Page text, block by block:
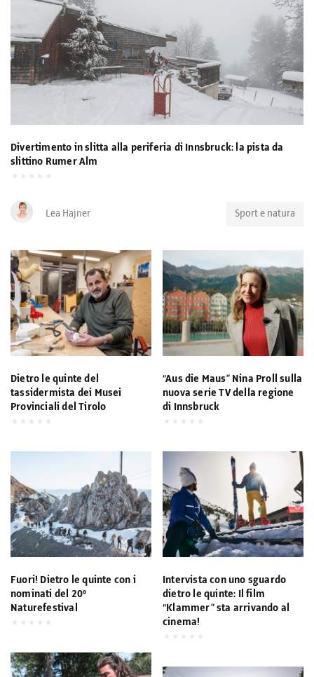
Divertimento in slitta alla periferia di Innsbruck: la pista da
slittino Rumer Alm
Lea Hajner Sport e natura
Dietro le quinte del
tassidermista dei Musei
Provinciali del Tirolo
“Aus die Maus” Nina Proll sulla
nuova serie TV della regione
di Innsbruck
Fuori! Dietro le quinte con i
nominati del 20°
Naturefestival
Intervista con uno sguardo
dietro le quinte: Il film
“Klammer” sta arrivando al
cinema!